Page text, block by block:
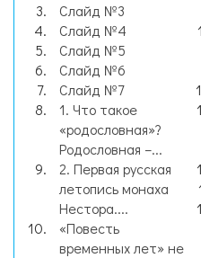
Слайд №3
Слайд №4
Слайд №5
Слайд №6
Слайд №7
1. Что такое
«родословная»?
Родословная –...
2. Первая русская
летопись монаха
Нестора....
«Повесть
временных лет» не